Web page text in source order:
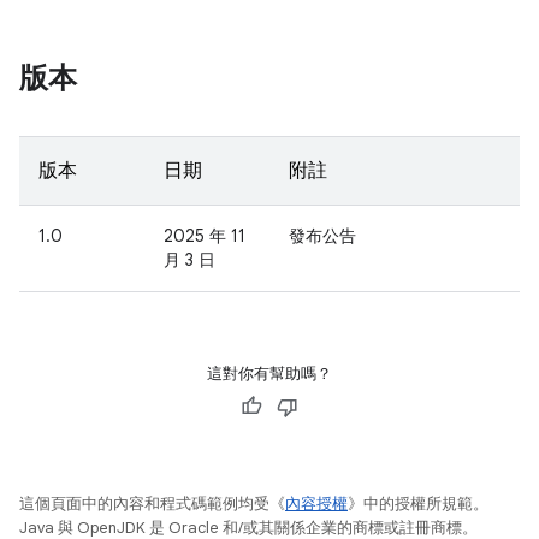
版本
版本 日期 附註
1.0
2025 年 11
月 3 日
發布公告
這對你有幫助嗎？
這個頁面中的內容和程式碼範例均受《內容授權》中的授權所規範。
Java 與 OpenJDK 是 Oracle 和/或其關係企業的商標或註冊商標。